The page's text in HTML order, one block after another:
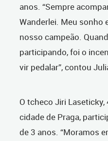
anos. “Sempre
Wanderlei. Meu sonho
nosso campeão.
participando, foi o
vir pedalar”, contou
O tcheco Jiri
cidade de Praga,
de 3 anos. “Moramos